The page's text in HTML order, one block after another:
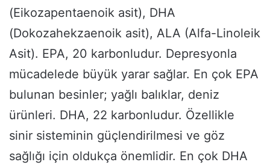
(Eikozapentaenoik asit), DHA
(Dokozahekzaenoik asit), ALA (Alfa-Linoleik
Asit). EPA, 20 karbonludur. Depresyonla
mücadelede büyük yarar sağlar. En çok EPA
bulunan besinler; yağlı balıklar, deniz
ürünleri. DHA, 22 karbonludur. Özellikle
sinir sisteminin güçlendirilmesi ve göz
sağlığı için oldukça önemlidir. En çok DHA